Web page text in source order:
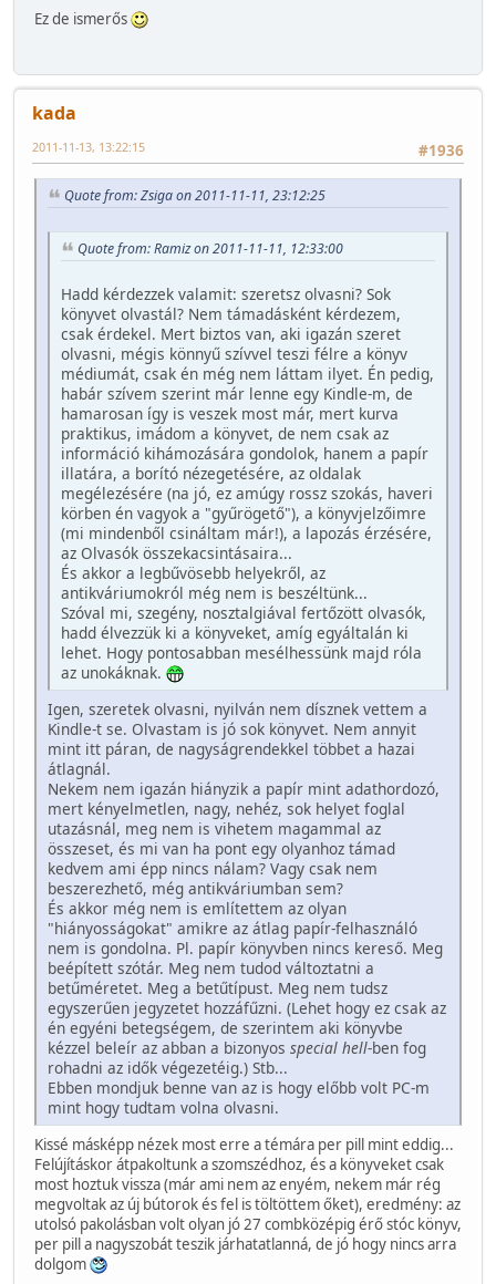
Ez de ismerős
kada
#1936
2011-11-13, 13:22:15
Quote from: Zsiga on 2011-11-11, 23:12:25
Quote from: Ramiz on 2011-11-11, 12:33:00
Hadd kérdezzek valamit: szeretsz olvasni? Sok
könyvet olvastál? Nem támadásként kérdezem,
csak érdekel. Mert biztos van, aki igazán szeret
olvasni, mégis könnyű szívvel teszi félre a könyv
médiumát, csak én még nem láttam ilyet. Én pedig,
habár szívem szerint már lenne egy Kindle-m, de
hamarosan így is veszek most már, mert kurva
praktikus, imádom a könyvet, de nem csak az
információ kihámozására gondolok, hanem a papír
illatára, a borító nézegetésére, az oldalak
megélezésére (na jó, ez amúgy rossz szokás, haveri
körben én vagyok a "gyűrögető"), a könyvjelzőimre
(mi mindenből csináltam már!), a lapozás érzésére,
az Olvasók összekacsintásaira...
És akkor a legbűvösebb helyekről, az
antikváriumokról még nem is beszéltünk...
Szóval mi, szegény, nosztalgiával fertőzött olvasók,
hadd élvezzük ki a könyveket, amíg egyáltalán ki
lehet. Hogy pontosabban mesélhessünk majd róla
az unokáknak.
Igen, szeretek olvasni, nyilván nem dísznek vettem a
Kindle-t se. Olvastam is jó sok könyvet. Nem annyit
mint itt páran, de nagyságrendekkel többet a hazai
átlagnál.
Nekem nem igazán hiányzik a papír mint adathordozó,
mert kényelmetlen, nagy, nehéz, sok helyet foglal
utazásnál, meg nem is vihetem magammal az
összeset, és mi van ha pont egy olyanhoz támad
kedvem ami épp nincs nálam? Vagy csak nem
beszerezhető, még antikváriumban sem?
És akkor még nem is említettem az olyan
"hiányosságokat" amikre az átlag papír-felhasználó
nem is gondolna. Pl. papír könyvben nincs kereső. Meg
beépített szótár. Meg nem tudod változtatni a
betűméretet. Meg a betűtípust. Meg nem tudsz
egyszerűen jegyzetet hozzáfűzni. (Lehet hogy ez csak az
én egyéni betegségem, de szerintem aki könyvbe
kézzel beleír az abban a bizonyos special hell-ben fog
rohadni az idők végezetéig.) Stb...
Ebben mondjuk benne van az is hogy előbb volt PC-m
mint hogy tudtam volna olvasni.
Kissé másképp nézek most erre a témára per pill mint eddig...
Felújításkor átpakoltunk a szomszédhoz, és a könyveket csak
most hoztuk vissza (már ami nem az enyém, nekem már rég
megvoltak az új bútorok és fel is töltöttem őket), eredmény: az
utolsó pakolásban volt olyan jó 27 combközépig érő stóc könyv,
per pill a nagyszobát teszik járhatatlanná, de jó hogy nincs arra
dolgom